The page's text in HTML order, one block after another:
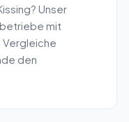
? Unser
mit
Vergleiche
den